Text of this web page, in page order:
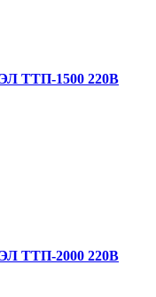
ТТП-1500 220В
ТТП-2000 220В